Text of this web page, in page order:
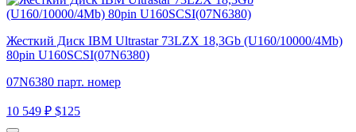
Жесткий Диск IBM Ultrastar 73LZX 18,3Gb (U160/10000/4Mb)
80pin U160SCSI(07N6380)
07N6380 парт. номер
10 549 ₽ $125